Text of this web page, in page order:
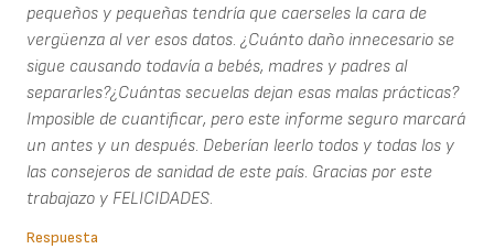
pequeños y pequeñas tendría que caerseles la cara de
vergüenza al ver esos datos. ¿Cuánto daño innecesario se
sigue causando todavía a bebés, madres y padres al
separarles?¿Cuántas secuelas dejan esas malas prácticas?
Imposible de cuantificar, pero este informe seguro marcará
un antes y un después. Deberían leerlo todos y todas los y
las consejeros de sanidad de este país. Gracias por este
trabajazo y FELICIDADES.
Respuesta